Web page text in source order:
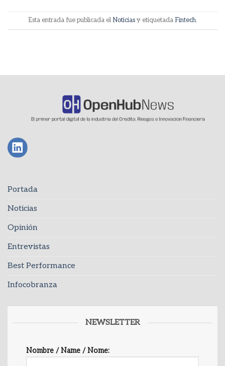
Esta entrada fue publicada el Noticiasy etiquetada Fintech.
Portada
Noticias
Opinión
Entrevistas
Best Performance
Infocobranza
NEWSLETTER
Nombre / Name / Nome: